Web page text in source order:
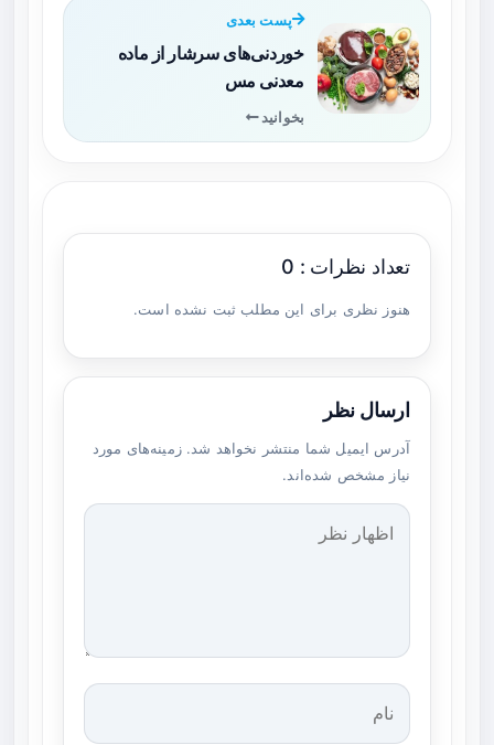
پست بعدی
خوردنی‌های سرشار از ماده
معدنی مس
بخوانید
تعداد نظرات : 0
هنوز نظری برای این مطلب ثبت نشده است.
ارسال نظر
آدرس ایمیل شما منتشر نخواهد شد. زمینه‌های مورد
نیاز مشخص شده‌اند.